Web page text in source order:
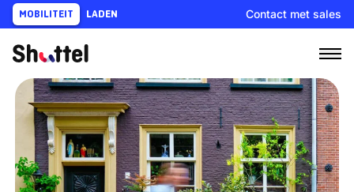
Ga
naar
content
MOBILITEIT LADEN Contact met sales